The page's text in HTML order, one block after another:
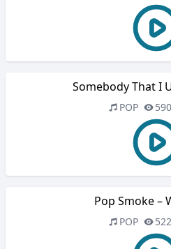
Somebody That I
POP 590
Pop Smoke –
POP 522